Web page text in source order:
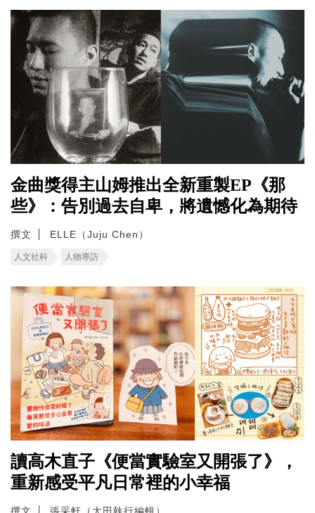
金曲獎得主山姆推出全新重製EP《那
些》：告別過去自卑，將遺憾化為期待
撰文 ELLE（Juju Chen）
人文社科 人物專訪
讀高木直子《便當實驗室又開張了》，
重新感受平凡日常裡的小幸福
撰文 張采軒（大田執行編輯）